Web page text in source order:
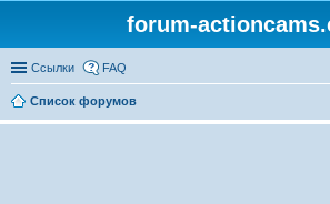
forum-
Ссылки FAQ
Список форумов